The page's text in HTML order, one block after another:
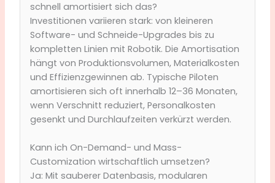
schnell amortisiert sich das?
Investitionen variieren stark: von kleineren
Software- und Schneide-Upgrades bis zu
kompletten Linien mit Robotik. Die Amortisation
hängt von Produktionsvolumen, Materialkosten
und Effizienzgewinnen ab. Typische Piloten
amortisieren sich oft innerhalb 12–36 Monaten,
wenn Verschnitt reduziert, Personalkosten
gesenkt und Durchlaufzeiten verkürzt werden.
Kann ich On-Demand- und Mass-
Customization wirtschaftlich umsetzen?
Ja: Mit sauberer Datenbasis, modularen